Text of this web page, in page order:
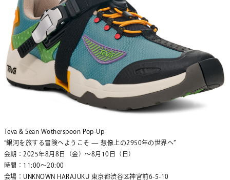
Teva & Sean Wotherspoon Pop-Up
“銀河を旅する冒険へようこそ — 想像上の2950年の世界へ”
会期：2025年8月8日（金）〜8月10日（日）
時間：11:00〜20:00
会場：UNKNOWN HARAJUKU 東京都渋谷区神宮前6-5-10